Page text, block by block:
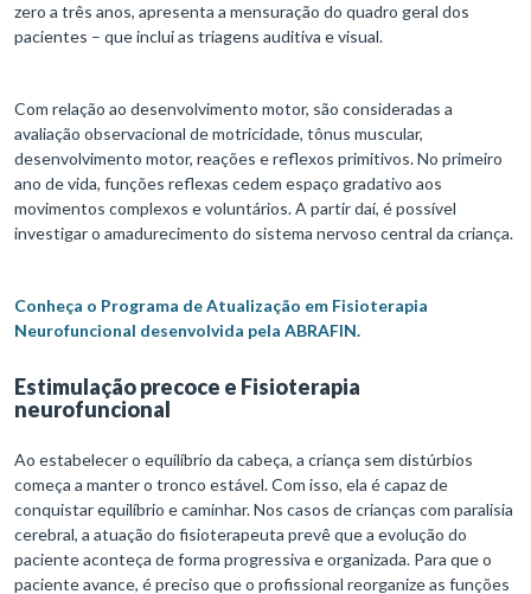
zero a três anos, apresenta a mensuração do quadro geral dos
pacientes – que inclui as triagens auditiva e visual.
Com relação ao desenvolvimento motor, são consideradas a
avaliação observacional de motricidade, tônus muscular,
desenvolvimento motor, reações e reflexos primitivos. No primeiro
ano de vida, funções reflexas cedem espaço gradativo aos
movimentos complexos e voluntários. A partir daí, é possível
investigar o amadurecimento do sistema nervoso central da criança.
Conheça o Programa de Atualização em Fisioterapia
Neurofuncional desenvolvida pela ABRAFIN.
Estimulação precoce e Fisioterapia
neurofuncional
Ao estabelecer o equilíbrio da cabeça, a criança sem distúrbios
começa a manter o tronco estável. Com isso, ela é capaz de
conquistar equilíbrio e caminhar. Nos casos de crianças com paralisia
cerebral, a atuação do fisioterapeuta prevê que a evolução do
paciente aconteça de forma progressiva e organizada. Para que o
paciente avance, é preciso que o profissional reorganize as funções